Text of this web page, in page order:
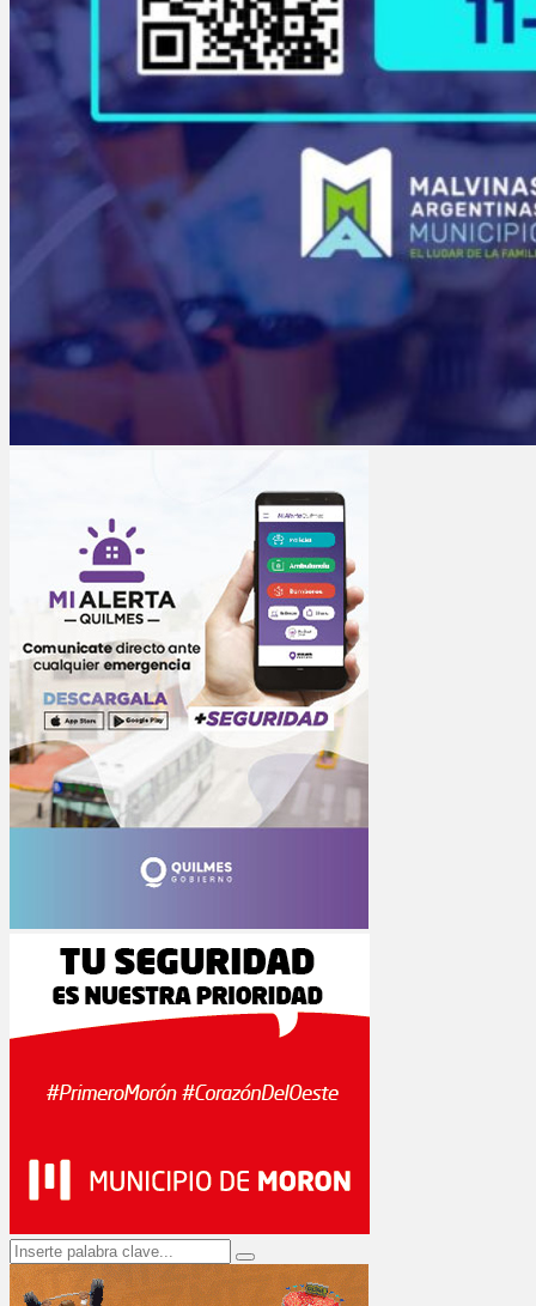
Search
for:
Search